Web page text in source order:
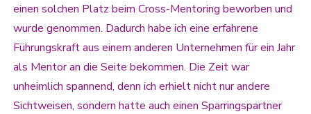
einen solchen Platz beim Cross-Mentoring beworben und
wurde genommen. Dadurch habe ich eine erfahrene
Führungskraft aus einem anderen Unternehmen für ein Jahr
als Mentor an die Seite bekommen. Die Zeit war
unheimlich spannend, denn ich erhielt nicht nur andere
Sichtweisen, sondern hatte auch einen Sparringspartner